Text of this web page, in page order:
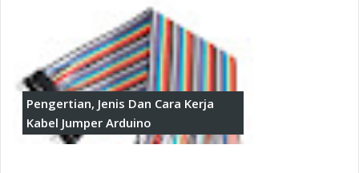
Pengertian, Jenis Dan Cara Kerja
Kabel Jumper Arduino